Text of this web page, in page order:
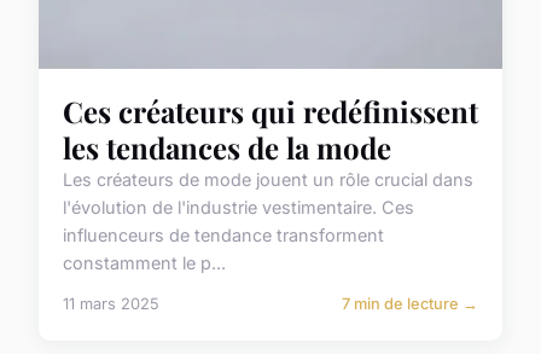
Ces créateurs qui redéfinissent
les tendances de la mode
Les créateurs de mode jouent un rôle crucial dans
l'évolution de l'industrie vestimentaire. Ces
influenceurs de tendance transforment
constamment le p...
11 mars 2025 7 min de lecture →